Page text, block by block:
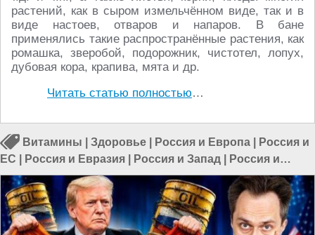
растений, как в сыром измельчённом виде, так и в
виде настоев, отваров и напаров. В бане
применялись такие распространённые растения, как
ромашка, зверобой, подорожник, чистотел, лопух,
дубовая кора, крапива, мята и др.
Читать статью полностью…
Витамины Здоровье Россия и Европа
Россия и
ЕС
Россия и Евразия Россия и Запад
Россия и
Италия